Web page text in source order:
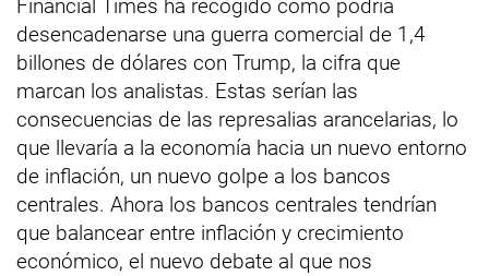
Financial Times ha recogido cómo podría
desencadenarse una guerra comercial de 1,4
billones de dólares con Trump, la cifra que
marcan los analistas. Estas serían las
consecuencias de las represalias arancelarias, lo
que llevaría a la economía hacia un nuevo entorno
de inflación, un nuevo golpe a los bancos
centrales. Ahora los bancos centrales tendrían
que balancear entre inflación y crecimiento
económico, el nuevo debate al que nos